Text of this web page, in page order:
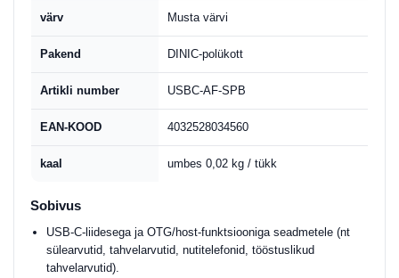
värv Musta värvi
Pakend DINIC-polükott
Artikli number USBC-AF-SPB
EAN-KOOD 4032528034560
kaal umbes 0,02 kg / tükk
Sobivus
USB-C-liidesega ja OTG/host-funktsiooniga seadmetele (nt
sülearvutid, tahvelarvutid, nutitelefonid, tööstuslikud
tahvelarvutid).